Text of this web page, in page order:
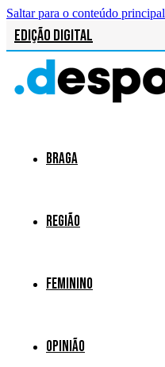
Saltar para o conteúdo principal
Edição Digital
Braga
Região
Feminino
Opinião